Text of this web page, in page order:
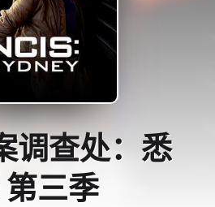
调查处：悉
第三季